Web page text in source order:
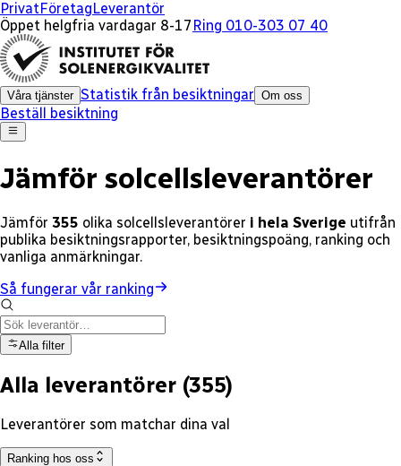
PrivatFöretagLeverantör
Öppet helgfria vardagar 8-17 Ring 010-303 07 40
Våra tjänster Statistik från besiktningar Om oss
Beställ besiktning
Jämför solcellsleverantörer
Jämför 355 olika solcellsleverantörer i hela Sverige utifrån
publika besiktningsrapporter, besiktningspoäng, ranking och
vanliga anmärkningar.
Så fungerar vår ranking
Alla filter
Alla leverantörer (355)
Leverantörer som matchar dina val
Ranking hos oss
x
x
x
x
x
x
x
x
x
x
x
x
x
x
x